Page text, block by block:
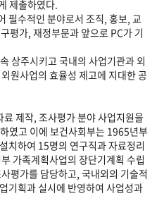
제출하였다.
필수적인 분야로서 조직, 홍보, 교
평가, 재정부문과 앞으로 PC가 기
상주시키고 국내의 사업기관과 외
원사업의 효율성 제고에 지대한 공
제작, 조사평가 분야 사업지원을
였고 이에 보건사회부는 1965년부
치하여 15명의 연구직과 자료정리
가족계획사업의 장단기계획 수립
평가를 담당하고, 국내외의 기술적
기획과 실시에 반영하여 사업성과